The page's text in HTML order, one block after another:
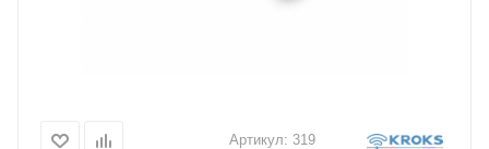
Артикул: 319